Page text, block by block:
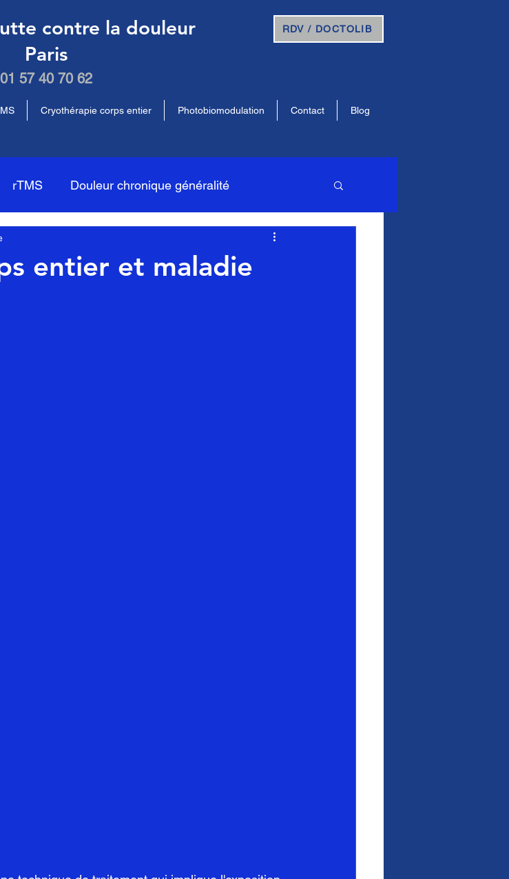
contre la douleur
Paris
RDV / DOCTOLIB
01 57 40 70 62
Cryothérapie corps entier Photobiomodulation Contact Blog
rTMS Douleur chronique généralité
corps entier neurologue
entier et maladie